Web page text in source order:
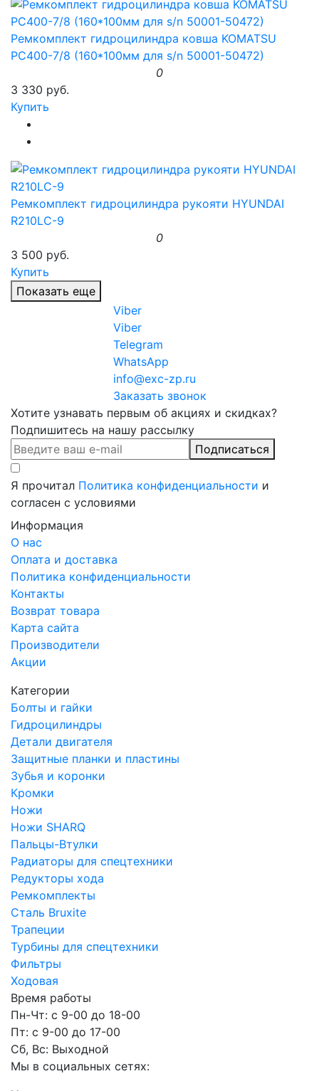
Ремкомплект гидроцилиндра ковша KOMATSU
PC400-7/8 (160*100мм для s/n 50001-50472)
0
3 330 руб.
Купить
Ремкомплект гидроцилиндра рукояти HYUNDAI
R210LC-9
0
3 500 руб.
Купить
Показать еще
Viber
Viber
Telegram
WhatsApp
info@exc-zp.ru
Заказать звонок
Хотите узнавать первым об акциях и скидках?
Подпишитесь на нашу рассылку
Подписаться
Я прочитал Политика конфиденциальности и
согласен с условиями
Информация
О нас
Оплата и доставка
Политика конфиденциальности
Контакты
Возврат товара
Карта сайта
Производители
Акции
Категории
Болты и гайки
Гидроцилиндры
Детали двигателя
Защитные планки и пластины
Зубья и коронки
Кромки
Ножи
Ножи SHARQ
Пальцы-Втулки
Радиаторы для спецтехники
Редукторы хода
Ремкомплекты
Сталь Bruxite
Трапеции
Турбины для спецтехники
Фильтры
Ходовая
Время работы
Пн-Чт: с 9-00 до 18-00
Пт: с 9-00 до 17-00
Сб, Вс: Выходной
Мы в социальных сетях: